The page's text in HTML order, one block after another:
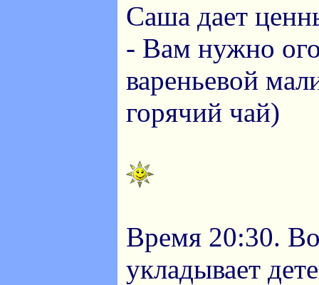
Саша дает
- Вам нужно
вареньевой
горячий чай)
Время 20:30.
укладывает